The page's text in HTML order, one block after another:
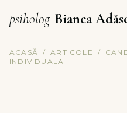
psiholog Bianca
ACASĂ / ARTICOLE /
INDIVIDUALA